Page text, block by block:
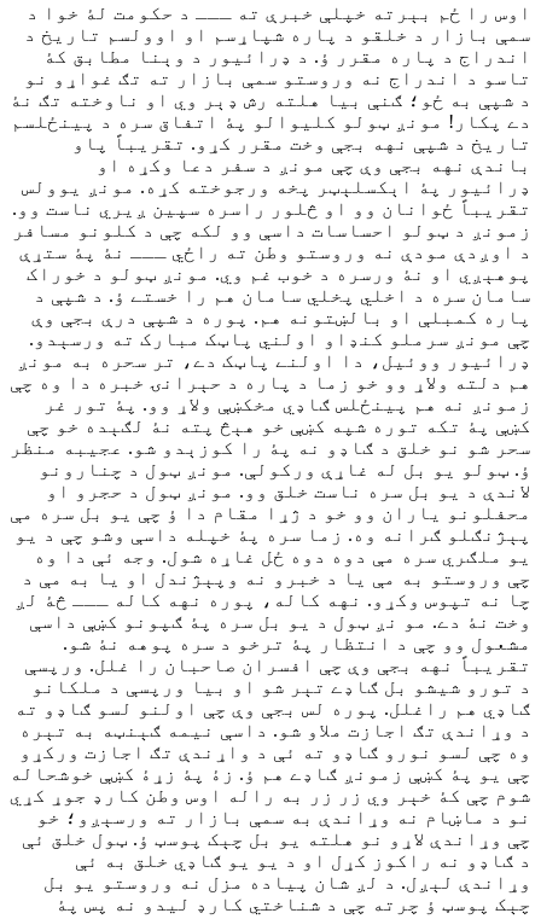
اوس را ځم بېرته خپلې خبرې ته ـــ د حکومت لۀ خوا د
سمې بازار د خلقو د پاره شپاړسم او اوولسم تاريخ د
اندراج د پاره مقرر ؤ. د ډرائيور د وېنا مطابق کۀ
تاسو د اندراج نه وروستو سمې بازار ته تګ غواړو نو
د شپې به ځو؛ ګنې بيا هلته رش ډېر وي او ناوخته تګ نۀ
دے پکار! مونږ ټولو کليوالو پۀ اتفاق سره د پينځلسم
تاريخ د شپې نهه بجې وخت مقرر کړو. تقریباً پاو
باندې نهه بجې وې چې مونږ د سفر دعا وکړه او
ډرائيور پۀ اېکسلېټر پخه ورجوخته کړه. مونږ يوولس
تقریباً ځوانان وو او څلور راسره سپين ږيري ناست وو.
زمونږ د ټولو احساسات داسې وو لکه چې د کلونو مسافر
د اوږدې مودې نه وروستو وطن ته راځي ـــ نۀ پۀ ستړې
پوهېږي او نۀ ورسره د خوب غم وي. مونږ ټولو د خوراک
سامان سره د اخلي پخلي سامان هم را خستے ؤ. د شپې د
پاره کمبلې او بالښتونه هم. پوره د شپې درې بجې وې
چې مونږ سرملو کنډاو اولني پاټک مبارک ته ورسېدو.
ډرائیور ووئيل، دا اولنے پاټک دے، تر سحره به مونږ
هم دلته ولاړ وو خو زما د پاره د حېرانۍ خبره دا وه چې
زمونږ نه هم پينځلس ګاډي مخکښې ولاړ وو. پۀ تور غر
کښې پۀ تکه توره شپه کښې خو هېڅ پته نۀ لګېده خو چې
سحر شو نو خلق د ګاډو نه پۀ را کوزېدو شو. عجيبه منظر
ؤ. ټولو يو بل له غاړې ورکولې. مونږ ټول د چنارونو
لاندې د يو بل سره ناست خلق وو. مونږ ټول د حجرو او
محفلونو ياران وو خو د ژړا مقام دا ؤ چې يو بل سره مې
پېژنګلو ګرانه وه. زما سره پۀ خپله داسې وشو چې د يو
يو ملګري سره مې دوه دوه ځل غاړه شول. وجه ئې دا وه
چې وروستو به مې يا د خبرو نه وپېژندل او يا به مې د
چا نه تپوس وکړو. نهه کاله، پوره نهه کاله ـــ څۀ لږ
وخت نۀ دے. مو نږ ټول د يو بل سره پۀ ګپونو کښې داسې
مشعول وو چې د انتظار پۀ ترخو د سره پوهه نۀ شو.
تقریباً نهه بجې وې چې افسران صاحبان را غلل. ورپسې
د تورو شيشو بل ګاډے تېر شو او بيا ورپسې د ملکانو
ګاډي هم راغلل. پوره لس بجې وې چې اولنو لسو ګاډو ته
د وړاندې تګ اجازت ملاو شو. داسې نيمه ګېنټه به تېره
وه چې لسو نورو ګاډو ته ئې د واړندې تګ اجازت ورکړو
چې يو پۀ کښې زمونږ ګاډے هم ؤ. زۀ پۀ زړۀ کښې خوشحاله
شوم چې کۀ خېر وي زر زر به راله اوس وطن کارډ جوړ کړي
نو د ماښام نه وړاندې به سمې بازار ته ورسېږو؛ خو
چې وړاندې لاړو نو هلته يو بل چېک پوسټ ؤ. ټول خلق ئې
د ګاډو نه راکوز کړل او د يو يو ګاډي خلق به ئې
وړاندې لېږل. د لږ شان پياده مزل نه وروستو يو بل
چېک پوسټ ؤ چرته چې د شناختي کارډ ليدو نه پس پۀ